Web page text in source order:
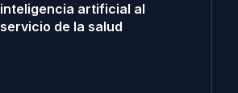
inteligencia artificial al
servicio de la salud